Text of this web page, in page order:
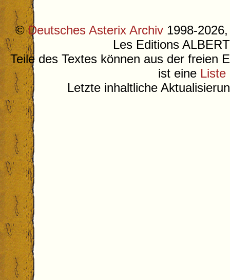
©Deutsches Asterix Archiv 1998-
Les Editions
Teile des Textes können aus der freien
ist eine Liste
Letzte inhaltliche